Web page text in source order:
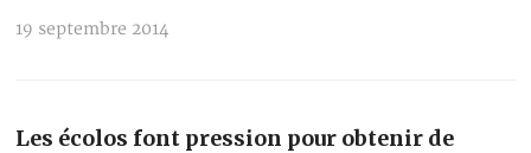
19 septembre 2014
Les écolos font pression pour obtenir de